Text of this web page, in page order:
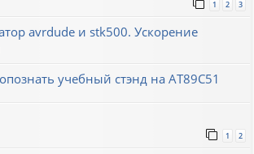
1 2 3
avrdude и stk500. Ускорение
учебный стэнд на AT89С51
1 2